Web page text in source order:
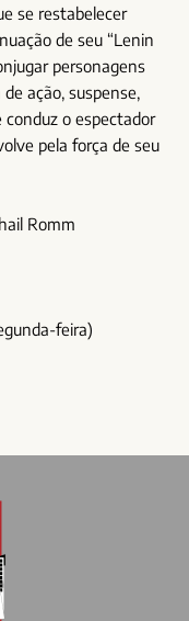
se restabelecer
de seu “Lenin
personagens
ação, suspense,
conduz o espectador
pela força de seu
Romm
feira)